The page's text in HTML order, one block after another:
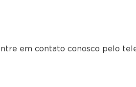
em contato conosco pelo